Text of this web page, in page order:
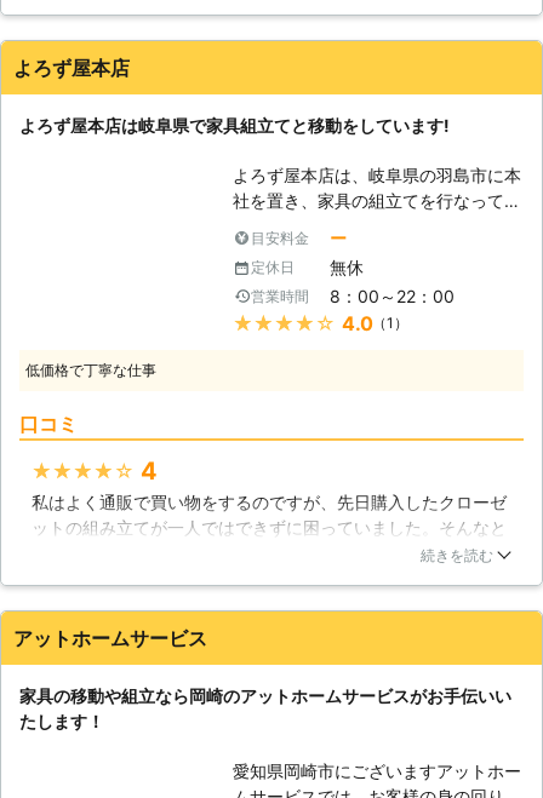
時間のかかる大変な作業となりがちで
す。大きな家具となればなおさら難し
ある事が多いですが、中には簡単な説
明書だけで、なかなか理解できないと
いう事もあります。私たちは家具の組
立にも実績がございますので、通販で
購入された家具についてもしっかりと
組立させて頂きます。 【新しい家具
を購入の際にお役に立ちます】 例え
ば、組立が難しいものにベッドがござ
います。やはりその大きさから、1人
ごころ便利スマイルでは、不要となっ
りますので、不要となったベッドを運
び出し、新しいベッドを組立てる事も
できます。1度に行う事で、新しい生
出来ました。これからも大きな重い組み立て式の家具などは出
勤組み立てサービスを利用して快適な生活が送れるように心が
よろず屋本店
よろず屋本店は岐阜県で家具組立てと移動をしています!
よろず屋本店は、岐阜県の羽島市に本
社を置き、家具の組立てを行なってい
阜県内のさまざまな地域へと出張する
ことができます。また年中無休で営業
しているため、皆さんのご都合に合わ
せた作業をすることが可能になってい
な巨大な家具は移動が困難になってい
ます。無理に移動させようとすると、
床を引きずって傷を付けてしまうた
め、移動させずそのままにしてしまう
人は少なくないはずです。そんな困っ
さんに代わって丁寧に家具を動かして
いくため、床などに傷を付けてしまう
一度に移動させることもできるので、
大規模な模様替えをしたいというとき
目安料金 ー
定休日 無休
営業時間 8：00～22：00
★★★★★ 4.0（1）
低価格で丁寧な仕事
口コミ
★★★★★ 4
私はよく通販で買い物をするのですが、先日購入したクローゼ
ットの組み立てが一人ではできずに困っていました。そんなと
き友人に紹介してもらったのが業者さんでした。組み立てだけ
うほどの手際の良さで、スタッフさん2人で説明書をみながら
でも30分ほどで完了しました。料金もこれなら高くはないかな
岐阜県 羽島市
続きを読む
アットホームサービス
家具の移動や組立なら岡崎のアットホームサービスがお手伝いい
たします！
愛知県岡崎市にございますアットホー